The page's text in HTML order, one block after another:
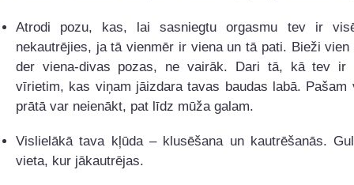
Atrodi pozu, kas, lai sasniegtu orgasmu tev ir
nekautrējies, ja tā vienmēr ir viena un tā pati. Bieži vien
der viena-divas pozas, ne vairāk. Dari tā, kā tev ir
vīrietim, kas viņam jāizdara tavas baudas labā. Pašam
prātā var neienākt, pat līdz mūža galam.
Vislielākā tava kļūda – klusēšana un kautrēšanās.
vieta, kur jākautrējas.